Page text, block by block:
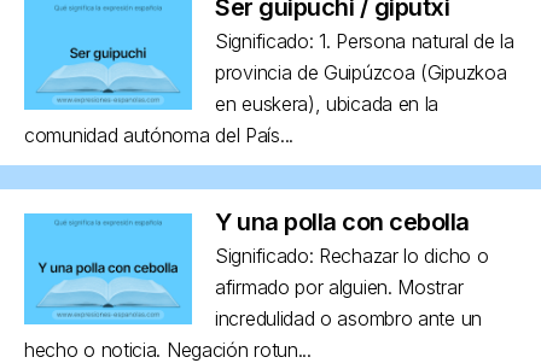
Ser guipuchi / giputxi
Significado: 1. Persona natural de la
provincia de Guipúzcoa (Gipuzkoa
en euskera), ubicada en la
comunidad autónoma del País...
Y una polla con cebolla
Significado: Rechazar lo dicho o
afirmado por alguien. Mostrar
incredulidad o asombro ante un
hecho o noticia. Negación rotun...